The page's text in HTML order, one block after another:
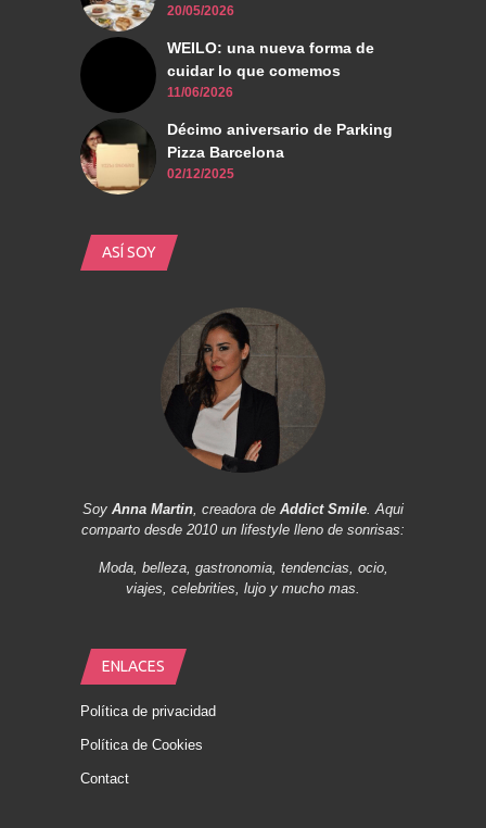
20/05/2026
WEILO: una nueva forma de
cuidar lo que comemos
11/06/2026
Décimo aniversario de Parking
Pizza Barcelona
02/12/2025
ASÍ SOY
Soy Anna Martin, creadora de Addict Smile. Aqui
comparto desde 2010 un lifestyle lleno de sonrisas:
Moda, belleza, gastronomia, tendencias, ocio,
viajes, celebrities, lujo y mucho mas.
ENLACES
Política de privacidad
Política de Cookies
Contact